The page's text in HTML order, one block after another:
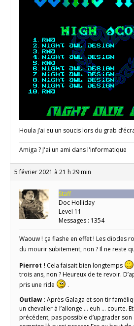
Houla j’ai eu un soucis lors du grab
Amiga ? J'ai un ami dans l'informatique
5 février 2021 à 21 h 29 min
Staff
Doc Holliday
Level 11
Messages : 1354
Waouw ! ça flashe en effet ! Les diodes
du mourir subitement, non ? Il ne reste
Pierrot ! Cela faisait bien longtemps
trois ans, non ? Heureux de te revoir.
pris une ride
.
Outlaw : Après Galaga et son tir
un chevalier à l’allonge … euh … courte.
précédent, pas possible d’upgrader son